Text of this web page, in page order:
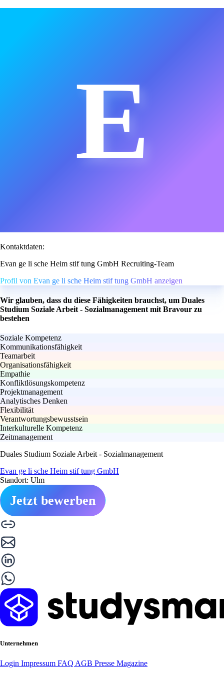
E
Kontaktdaten:
Evan ge li sche Heim stif tung GmbH Recruiting-Team
Profil von Evan ge li sche Heim stif tung GmbH anzeigen
Wir glauben, dass du diese Fähigkeiten brauchst, um Duales
Studium Soziale Arbeit - Sozialmanagement mit Bravour zu
bestehen
Soziale Kompetenz
Kommunikationsfähigkeit
Teamarbeit
Organisationsfähigkeit
Empathie
Konfliktlösungskompetenz
Projektmanagement
Analytisches Denken
Flexibilität
Verantwortungsbewusstsein
Interkulturelle Kompetenz
Zeitmanagement
Duales Studium Soziale Arbeit - Sozialmanagement
Evan ge li sche Heim stif tung GmbH
Standort: Ulm
Jetzt bewerben
Unternehmen
Login Impressum FAQ AGB Presse Magazine